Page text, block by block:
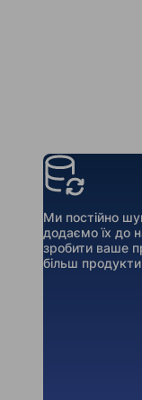
Ми постійно
додаємо їх до
зробити ваше
більш